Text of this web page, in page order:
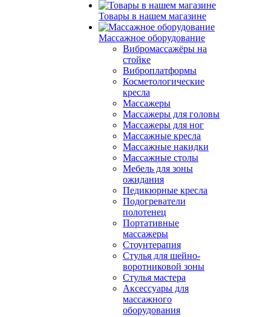
Товары в нашем магазине
Массажное оборудование
Вибромассажёры на
стойке
Виброплатформы
Косметологические
кресла
Массажеры
Массажеры для головы
Массажеры для ног
Массажные кресла
Массажные накидки
Массажные столы
Мебель для зоны
ожидания
Педикюрные кресла
Подогреватели
полотенец
Портативные
массажеры
Стоунтерапия
Стулья для шейно-
воротниковой зоны
Стулья мастера
Аксессуары для
массажного
оборудования